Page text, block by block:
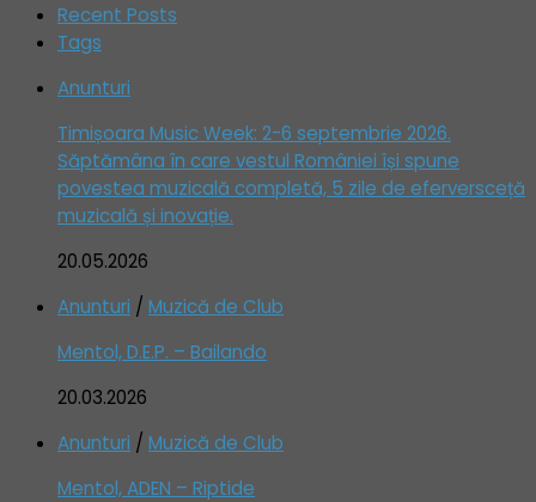
Recent Posts
Tags
Anunturi
Timișoara Music Week: 2-6 septembrie 2026.
Săptămâna în care vestul României își spune
povestea muzicală completă, 5 zile de eferversceță
muzicală și inovație.
20.05.2026
Anunturi / Muzică de Club
Mentol, D.E.P. – Bailando
20.03.2026
Anunturi / Muzică de Club
Mentol, ADEN – Riptide